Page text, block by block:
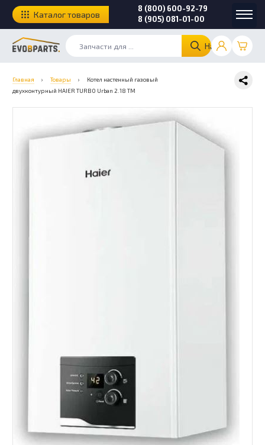
Найти
8 (800) 600-92-79
8 (905) 081-01-00
Каталог товаров
Главная › Товары ›
Котел настенный газовый
двухконтурный HAIER TURBO Urban 2.18 TM